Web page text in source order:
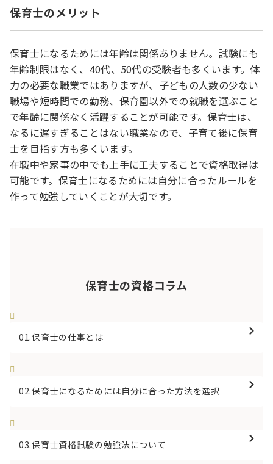
保育士のメリット
保育士になるためには年齢は関係ありません。試験にも
年齢制限はなく、40代、50代の受験者も多くいます。体
力の必要な職業ではありますが、子どもの人数の少ない
職場や短時間での勤務、保育園以外での就職を選ぶこと
で年齢に関係なく活躍することが可能です。保育士は、
なるに遅すぎることはない職業なので、子育て後に保育
士を目指す方も多くいます。
在職中や家事の中でも上手に工夫することで資格取得は
可能です。保育士になるためには自分に合ったルールを
作って勉強していくことが大切です。
保育士の資格コラム
01.保育士の仕事とは
02.保育士になるためには自分に合った方法を選択
03.保育士資格試験の勉強法について